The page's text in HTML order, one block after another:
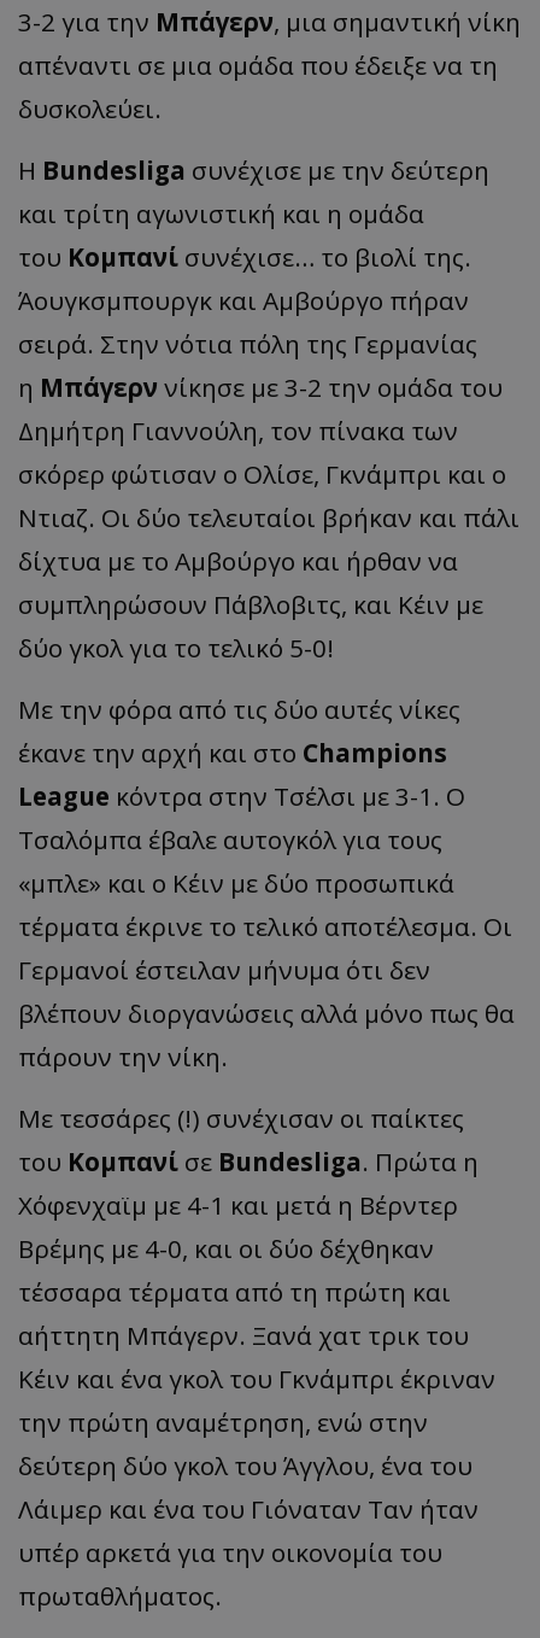
3-2 για την Μπάγερν, μια σημαντική νίκη
απέναντι σε μια ομάδα που έδειξε να τη
δυσκολεύει.
Η Bundesliga συνέχισε με την δεύτερη
και τρίτη αγωνιστική και η ομάδα
του Κομπανί συνέχισε… το βιολί της.
Άουγκσμπουργκ και Αμβούργο πήραν
σειρά. Στην νότια πόλη της Γερμανίας
η Μπάγερν νίκησε με 3-2 την ομάδα του
Δημήτρη Γιαννούλη, τον πίνακα των
σκόρερ φώτισαν ο Ολίσε, Γκνάμπρι και ο
Ντιαζ. Οι δύο τελευταίοι βρήκαν και πάλι
δίχτυα με το Αμβούργο και ήρθαν να
συμπληρώσουν Πάβλοβιτς, και Κέιν με
δύο γκολ για το τελικό 5-0!
Με την φόρα από τις δύο αυτές νίκες
έκανε την αρχή και στο Champions
League κόντρα στην Τσέλσι με 3-1. Ο
Τσαλόμπα έβαλε αυτογκόλ για τους
«μπλε» και ο Κέιν με δύο προσωπικά
τέρματα έκρινε το τελικό αποτέλεσμα. Οι
Γερμανοί έστειλαν μήνυμα ότι δεν
βλέπουν διοργανώσεις αλλά μόνο πως θα
πάρουν την νίκη.
Με τεσσάρες (!) συνέχισαν οι παίκτες
του Κομπανί σε Bundesliga. Πρώτα η
Χόφενχαϊμ με 4-1 και μετά η Βέρντερ
Βρέμης με 4-0, και οι δύο δέχθηκαν
τέσσαρα τέρματα από τη πρώτη και
αήττητη Μπάγερν. Ξανά χατ τρικ του
Κέιν και ένα γκολ του Γκνάμπρι έκριναν
την πρώτη αναμέτρηση, ενώ στην
δεύτερη δύο γκολ του Άγγλου, ένα του
Λάιμερ και ένα του Γιόναταν Ταν ήταν
υπέρ αρκετά για την οικονομία του
πρωταθλήματος.